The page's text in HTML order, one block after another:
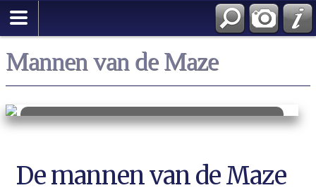
Mannen van de Maze
Duizenden bemanningsleden
van scheepsjongen tot kapitein
De mannen van de Maze